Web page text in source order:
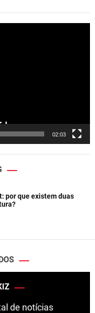
02:03
por que existem duas
de notícias